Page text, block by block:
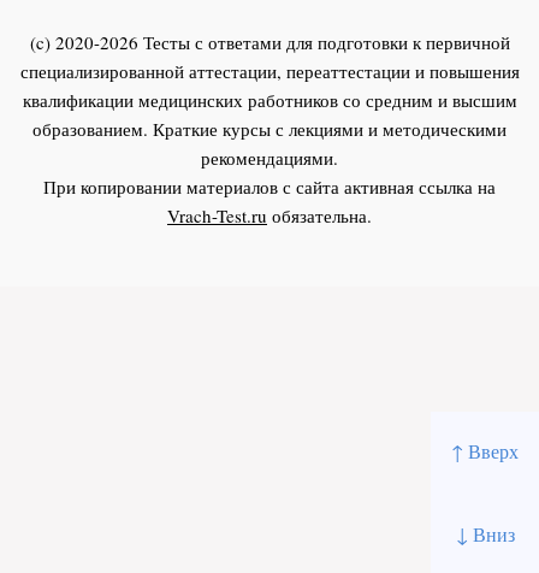
↑ Вверх
↓ Вниз
(c) 2020-2026 Тесты с ответами для подготовки к первичной
специализированной аттестации, переаттестации и повышения
квалификации медицинских работников со средним и высшим
образованием. Краткие курсы с лекциями и методическими
рекомендациями.
При копировании материалов с сайта активная ссылка на
Vrach-Test.ru обязательна.